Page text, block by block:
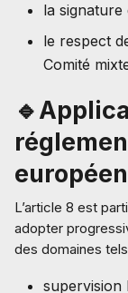
la signature
le respect
Comité
L’article 8 est
adopter
des domaines
supervision